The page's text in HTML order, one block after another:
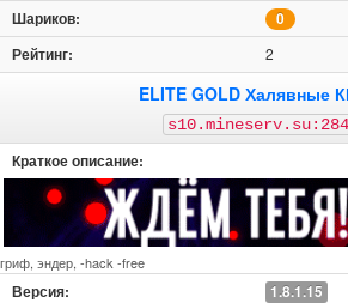
0
2
ELITE GOLD Халявные
гриф, эндер, -hack -free
1.8.1.15